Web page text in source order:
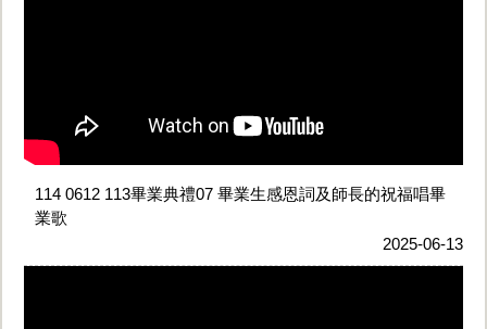
114 0612 113畢業典禮07 畢業生感恩詞及師長的祝福唱畢
業歌
2025-06-13